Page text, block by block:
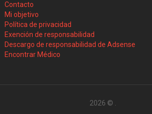
Contacto
Mi objetivo
Política de privacidad
Exención de responsabilidad
Descargo de responsabilidad de Adsense
Encontrar Médico
2026 © .